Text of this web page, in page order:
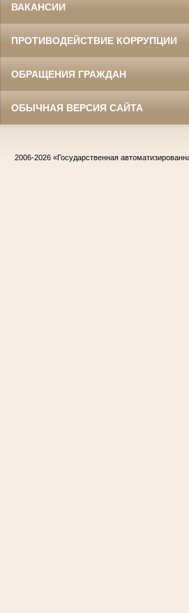
ВАКАНСИИ
ПРОТИВОДЕЙСТВИЕ КОРРУПЦИИ
ОБРАЩЕНИЯ ГРАЖДАН
ОБЫЧНАЯ ВЕРСИЯ САЙТА
2006-2026 «Государственная